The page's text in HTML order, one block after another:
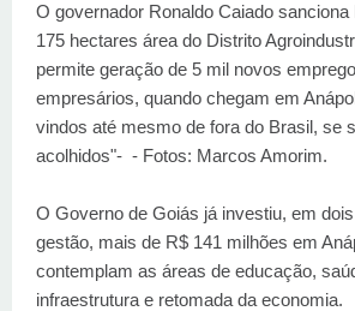
O governador Ronaldo Caiado sanciona
175 hectares área do Distrito
permite geração de 5 mil novos
empresários, quando chegam em
vindos até mesmo de fora do Brasil, se
acolhidos"- - Fotos: Marcos Amorim.
O Governo de Goiás já investiu, em
gestão, mais de R$ 141 milhões em
contemplam as áreas de educação,
infraestrutura e retomada da economia.